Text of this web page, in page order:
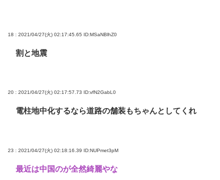
18 : 2021/04/27(火) 02:17:45.65 ID:MSaNBlhZ0
割と地震
20 : 2021/04/27(火) 02:17:57.73 ID:vfN2GabL0
電柱地中化するなら道路の舗装もちゃんとしてくれ
23 : 2021/04/27(火) 02:18:16.39 ID:NUPmet3pM
最近は中国のが全然綺麗やな